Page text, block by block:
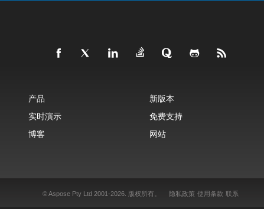
产品 新版本
实时演示 免费支持
博客 网站
© Aspose Pty Ltd 2001-2026. 版权所有。 隐私政策 使用条款 联系